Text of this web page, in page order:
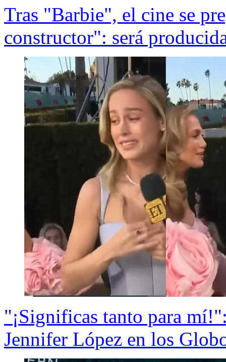
Tras "Barbie", el cine se
constructor": será
"¡Significas tanto para
Jennifer López en los